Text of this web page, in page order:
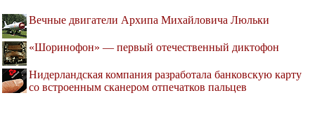
Вечные двигатели Архипа Михайловича Люльки
«Шоринофон» — первый отечественный диктофон
Нидерландская компания разработала банковскую карту
со встроенным сканером отпечатков пальцев